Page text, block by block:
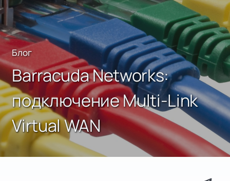
Блог
Barracuda Networks:
подключение Multi-Link
Virtual WAN